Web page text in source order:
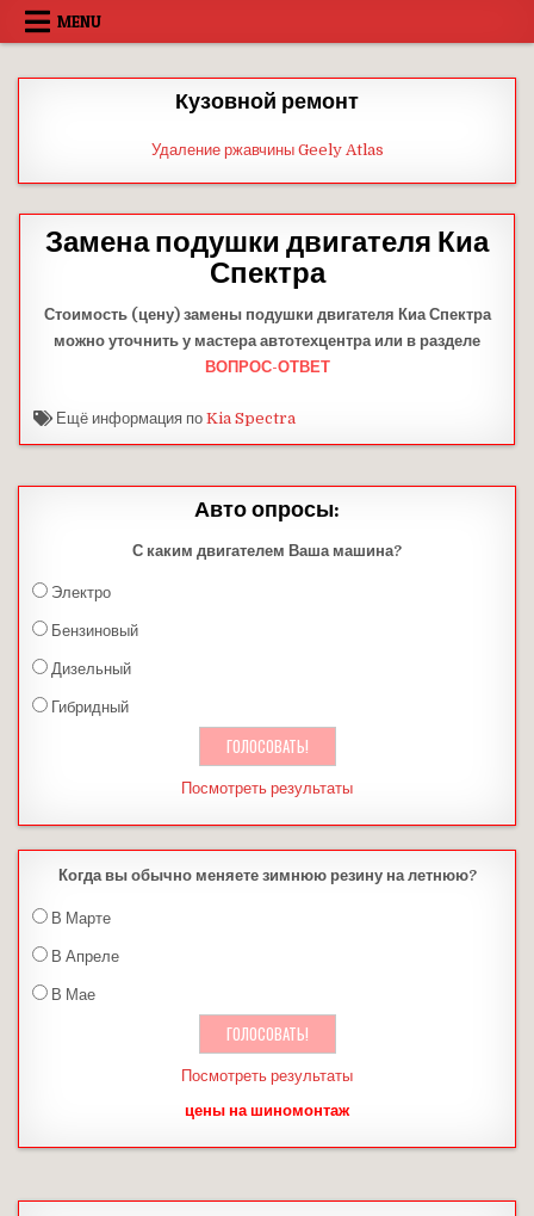
Skip
MENU
Кузовной ремонт
Удаление ржавчины Geely Atlas
Замена подушки двигателя Киа
Спектра
Стоимость (цену) замены подушки двигателя Киа Спектра
можно уточнить у мастера автотехцентра или в разделе
ВОПРОС-ОТВЕТ
Ещё информация поKia Spectra
Авто опросы:
С каким двигателем Ваша машина?
Электро
Бензиновый
Дизельный
Гибридный
Посмотреть результаты
Когда вы обычно меняете зимнюю резину на летнюю?
В Марте
В Апреле
В Мае
Посмотреть результаты
цены на шиномонтаж